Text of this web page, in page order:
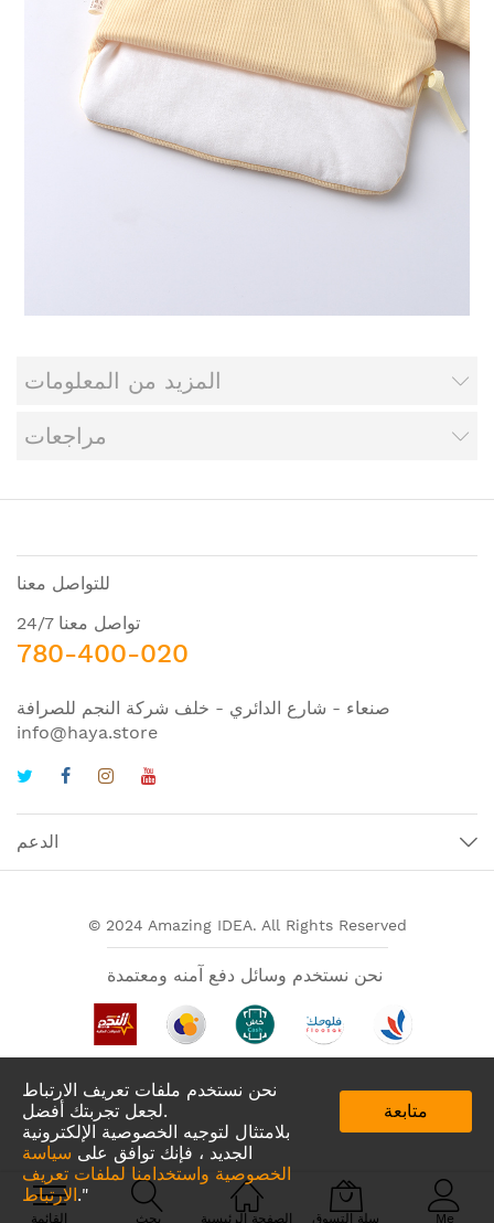
نحن نستخدم ملفات تعريف الارتباط
لجعل تجربتك أفضل.
بلامتثال لتوجيه الخصوصية الإلكترونية
الجديد ، فإنك توافق على سياسة
الخصوصية واستخدامنا لملفات تعريف
الارتباط."
متابعة
القائمة بحث الصفحة الرئيسية سلة التسوق Me
المزيد من المعلومات
مراجعات
للتواصل معنا
تواصل معنا 24/7
780-400-020
صنعاء - شارع الدائري - خلف شركة النجم للصرافة
info@haya.store
الدعم
© 2024 Amazing IDEA. All Rights Reserved
تطبيقات لدينا في